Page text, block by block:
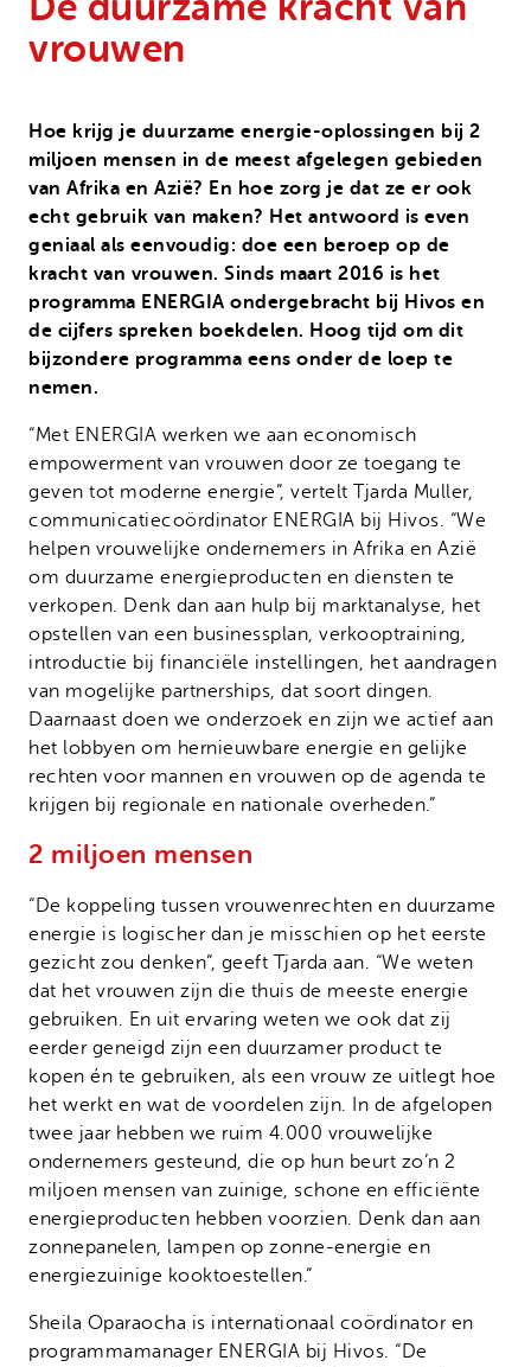
vrouwen
Hoe krijg je duurzame energie-oplossingen bij 2
miljoen mensen in de meest afgelegen gebieden
van Afrika en Azië? En hoe zorg je dat ze er ook
echt gebruik van maken? Het antwoord is even
geniaal als eenvoudig: doe een beroep op de
kracht van vrouwen. Sinds maart 2016 is het
programma ENERGIA ondergebracht bij Hivos en
de cijfers spreken boekdelen. Hoog tijd om dit
bijzondere programma eens onder de loep te
nemen.
“Met ENERGIA werken we aan economisch
empowerment van vrouwen door ze toegang te
geven tot moderne energie”, vertelt Tjarda Muller,
communicatiecoördinator ENERGIA bij Hivos. “We
helpen vrouwelijke ondernemers in Afrika en Azië
om duurzame energieproducten en diensten te
verkopen. Denk dan aan hulp bij marktanalyse, het
opstellen van een businessplan, verkooptraining,
introductie bij financiële instellingen, het aandragen
van mogelijke partnerships, dat soort dingen.
Daarnaast doen we onderzoek en zijn we actief aan
het lobbyen om hernieuwbare energie en gelijke
rechten voor mannen en vrouwen op de agenda te
krijgen bij regionale en nationale overheden.”
2 miljoen mensen
“De koppeling tussen vrouwenrechten en duurzame
energie is logischer dan je misschien op het eerste
gezicht zou denken”, geeft Tjarda aan. “We weten
dat het vrouwen zijn die thuis de meeste energie
gebruiken. En uit ervaring weten we ook dat zij
eerder geneigd zijn een duurzamer product te
kopen én te gebruiken, als een vrouw ze uitlegt hoe
het werkt en wat de voordelen zijn. In de afgelopen
twee jaar hebben we ruim 4.000 vrouwelijke
ondernemers gesteund, die op hun beurt zo’n 2
miljoen mensen van zuinige, schone en efficiënte
energieproducten hebben voorzien. Denk dan aan
zonnepanelen, lampen op zonne-energie en
energiezuinige kooktoestellen.”
Sheila Oparaocha is internationaal coördinator en
programmamanager ENERGIA bij Hivos. “De
Noodfonds voor activisten
Onze successen
Jaarverslag
Contact